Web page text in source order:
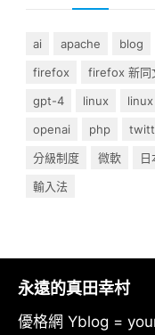
ai apache blog
firefox
firefox 新同
gpt-4
linux
openai
php
分級制度
微軟 日
輸入法
永遠的真田幸村
優格網 Yblog =